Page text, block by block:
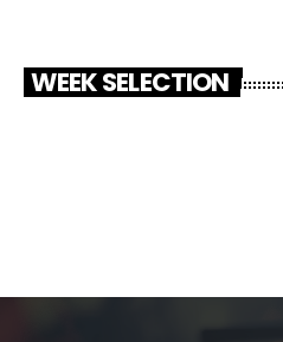
WEEK SELECTION